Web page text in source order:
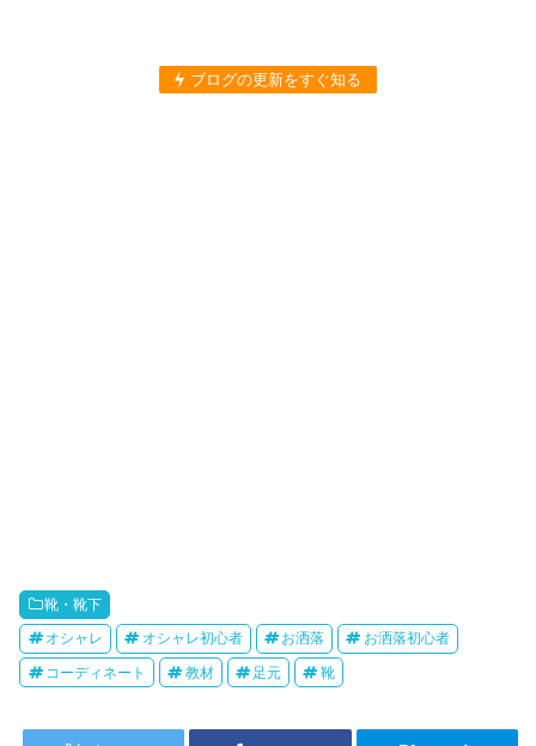
ブログの更新をすぐ知る
靴・靴下
オシャレ オシャレ初心者 お洒落 お洒落初心者
コーディネート 教材 足元 靴